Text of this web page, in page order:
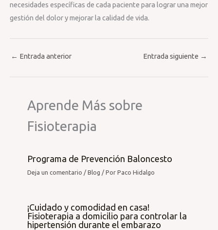
necesidades específicas de cada paciente para lograr una mejor
gestión del dolor y mejorar la calidad de vida.
← Entrada anterior Entrada siguiente →
Aprende Más sobre
Fisioterapia
Programa de Prevención Baloncesto
Deja un comentario /Blog / PorPaco Hidalgo
¡Cuidado y comodidad en casa!
Fisioterapia a domicilio para controlar la
hipertensión durante el embarazo